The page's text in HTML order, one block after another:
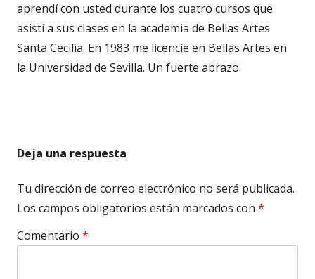
aprendí con usted durante los cuatro cursos que
asistí a sus clases en la academia de Bellas Artes
Santa Cecilia. En 1983 me licencie en Bellas Artes en
la Universidad de Sevilla. Un fuerte abrazo.
Deja una respuesta
Tu dirección de correo electrónico no será publicada.
Los campos obligatorios están marcados con *
Comentario *